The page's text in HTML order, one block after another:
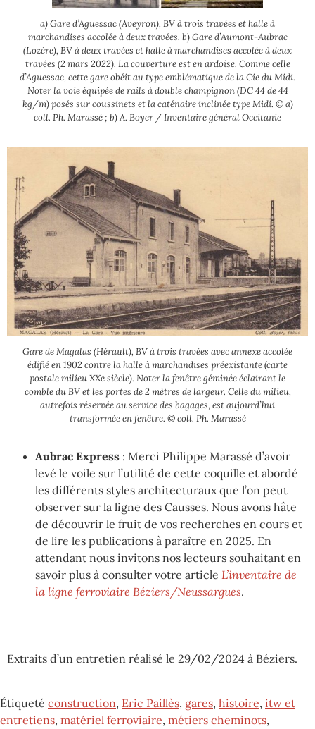
a) Gare d’Aguessac (Aveyron), BV à trois travées et halle à
marchandises accolée à deux travées. b) Gare d’Aumont-Aubrac
(Lozère), BV à deux travées et halle à marchandises accolée à deux
travées (2 mars 2022). La couverture est en ardoise. Comme celle
d’Aguessac, cette gare obéit au type emblématique de la Cie du Midi.
Noter la voie équipée de rails à double champignon (DC 44 de 44
kg/m) posés sur coussinets et la caténaire inclinée type Midi. © a)
coll. Ph. Marassé ; b) A. Boyer / Inventaire général Occitanie
Gare de Magalas (Hérault), BV à trois travées avec annexe accolée
édifié en 1902 contre la halle à marchandises préexistante (carte
postale milieu XXe siècle). Noter la fenêtre géminée éclairant le
comble du BV et les portes de 2 mètres de largeur. Celle du milieu,
autrefois réservée au service des bagages, est aujourd’hui
transformée en fenêtre. © coll. Ph. Marassé
Aubrac Express : Merci Philippe Marassé d’avoir
levé le voile sur l’utilité de cette coquille et abordé
les différents styles architecturaux que l’on peut
observer sur la ligne des Causses. Nous avons hâte
de découvrir le fruit de vos recherches en cours et
de lire les publications à paraître en 2025. En
attendant nous invitons nos lecteurs souhaitant en
savoir plus à consulter votre article L’inventaire de
la ligne ferroviaire Béziers/Neussargues.
Extraits d’un entretien réalisé le 29/02/2024 à Béziers.
Étiqueté construction, Eric Paillès, gares, histoire, itw et
entretiens, matériel ferroviaire, métiers cheminots,